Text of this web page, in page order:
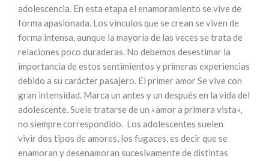
adolescencia. En esta etapa el enamoramiento se vive de
forma apasionada. Los vínculos que se crean se viven de
forma intensa, aunque la mayoría de las veces se trata de
relaciones poco duraderas. No debemos desestimar la
importancia de estos sentimientos y primeras experiencias
debido a su carácter pasajero. El primer amor Se vive con
gran intensidad. Marca un antes y un después en la vida del
adolescente. Suele tratarse de un «amor a primera vista»,
no siempre correspondido. Los adolescentes suelen
vivir dos tipos de amores, los fugaces, es decir que se
enamoran y desenamoran sucesivamente de distintas